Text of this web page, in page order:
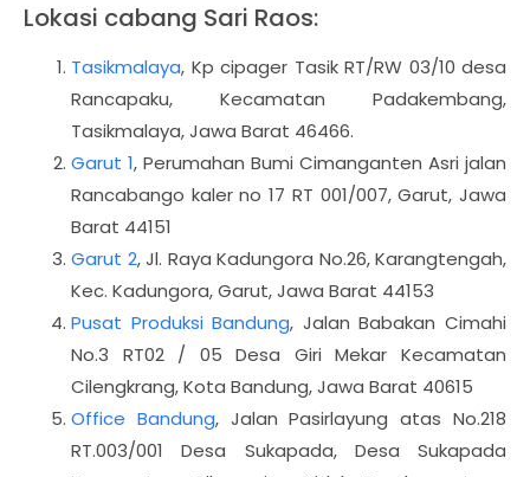
Lokasi cabang Sari Raos:
Tasikmalaya, Kp cipager Tasik RT/RW 03/10 desa
Rancapaku, Kecamatan Padakembang,
Tasikmalaya, Jawa Barat 46466.
Garut 1, Perumahan Bumi Cimanganten Asri jalan
Rancabango kaler no 17 RT 001/007, Garut, Jawa
Barat 44151
Garut 2, Jl. Raya Kadungora No.26, Karangtengah,
Kec. Kadungora, Garut, Jawa Barat 44153
Pusat Produksi Bandung, Jalan Babakan Cimahi
No.3 RT02 / 05 Desa Giri Mekar Kecamatan
Cilengkrang, Kota Bandung, Jawa Barat 40615
Office Bandung, Jalan Pasirlayung atas No.218
RT.003/001 Desa Sukapada, Desa Sukapada